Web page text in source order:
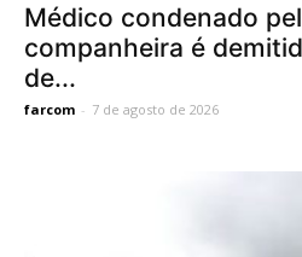
Médico condenado
companheira é
de...
farcom - 7 de agosto de 2026